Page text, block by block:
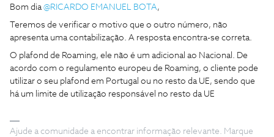
Bom dia@RICARDO EMANUEL BOTA,
Teremos de verificar o motivo que o outro número, não
apresenta uma contabilização. A resposta encontra-se correta.
O plafond de Roaming, ele não é um adicional ao Nacional. De
acordo com o regulamento europeu de Roaming, o cliente pode
utilizar o seu plafond em Portugal ou no resto da UE, sendo que
há um limite de utilização responsável no resto da UE
Ajude a comunidade a encontrar informação relevante. Marque